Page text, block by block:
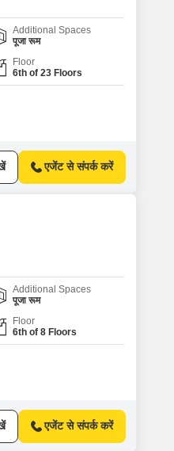
Additional Spaces
पूजा रूम
Floor
6th of 23 Floors
एजेंट से संपर्क करें
Additional Spaces
पूजा रूम
Floor
6th of 8 Floors
एजेंट से संपर्क करें